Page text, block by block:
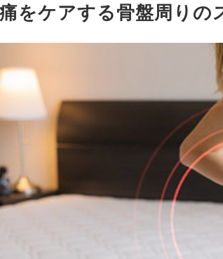
をケアする骨盤周りの